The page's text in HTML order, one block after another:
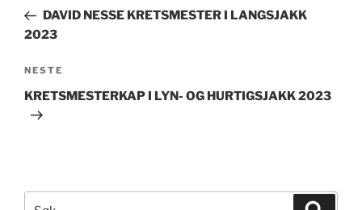
innlegg
DAVID NESSE KRETSMESTER I LANGSJAKK
2023
Neste
innlegg
NESTE
KRETSMESTERKAP I LYN- OG HURTIGSJAKK 2023